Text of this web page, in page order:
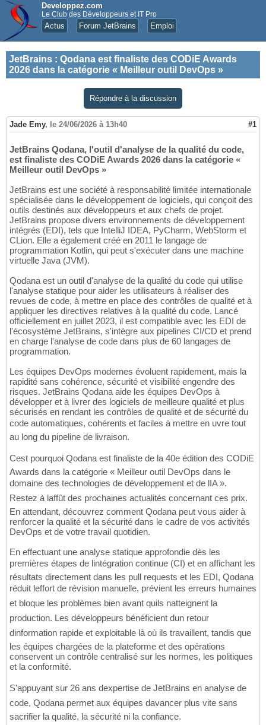
Developpez.com
Le Club des Développeurs et IT Pro
Actus Forum JetBrains Emploi
JetBrains : Qodana est finaliste des CODiE Awards
2026 dans la catégorie « Meilleur outil DevOps »
Répondre à la discussion
Jade Emy, le 24/06/2026 à 13h40 #1
JetBrains Qodana, l'outil d'analyse de la qualité du code,
est finaliste des CODiE Awards 2026 dans la catégorie «
Meilleur outil DevOps »
JetBrains est une société à responsabilité limitée internationale
spécialisée dans le développement de logiciels, qui conçoit des
outils destinés aux développeurs et aux chefs de projet.
JetBrains propose divers environnements de développement
intégrés (EDI), tels que IntelliJ IDEA, PyCharm, WebStorm et
CLion. Elle a également créé en 2011 le langage de
programmation Kotlin, qui peut s'exécuter dans une machine
virtuelle Java (JVM).
Qodana est un outil d'analyse de la qualité du code qui utilise
l'analyse statique pour aider les utilisateurs à réaliser des
revues de code, à mettre en place des contrôles de qualité et à
appliquer les directives relatives à la qualité du code. Lancé
officiellement en juillet 2023, il est compatible avec les EDI de
l'écosystème JetBrains, s'intègre aux pipelines CI/CD et prend
en charge l'analyse de code dans plus de 60 langages de
programmation.
Les équipes DevOps modernes évoluent rapidement, mais la
rapidité sans cohérence, sécurité et visibilité engendre des
risques. JetBrains Qodana aide les équipes DevOps à
développer et à livrer des logiciels de meilleure qualité et plus
sécurisés en rendant les contrôles de qualité et de sécurité du
code automatiques, cohérents et faciles à mettre en uvre tout
au long du pipeline de livraison.
Cest pourquoi Qodana est finaliste de la 40e édition des CODiE
Awards dans la catégorie « Meilleur outil DevOps dans le
domaine des technologies de développement et de lIA ».
Restez à laffût des prochaines actualités concernant ces prix.
En attendant, découvrez comment Qodana peut vous aider à
renforcer la qualité et la sécurité dans le cadre de vos activités
DevOps et de votre travail quotidien.
En effectuant une analyse statique approfondie dès les
premières étapes de lintégration continue (CI) et en affichant les
résultats directement dans les pull requests et les EDI, Qodana
réduit leffort de révision manuelle, prévient les erreurs humaines
et bloque les problèmes bien avant quils natteignent la
production. Les développeurs bénéficient dun retour
dinformation rapide et exploitable là où ils travaillent, tandis que
les équipes chargées de la plateforme et des opérations
conservent un contrôle centralisé sur les normes, les politiques
et la conformité.
S'appuyant sur 26 ans dexpertise de JetBrains en analyse de
code, Qodana permet aux équipes davancer plus vite sans
sacrifier la qualité, la sécurité ni la confiance.